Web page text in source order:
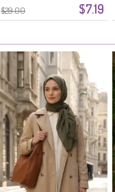
$29.00 $7.19